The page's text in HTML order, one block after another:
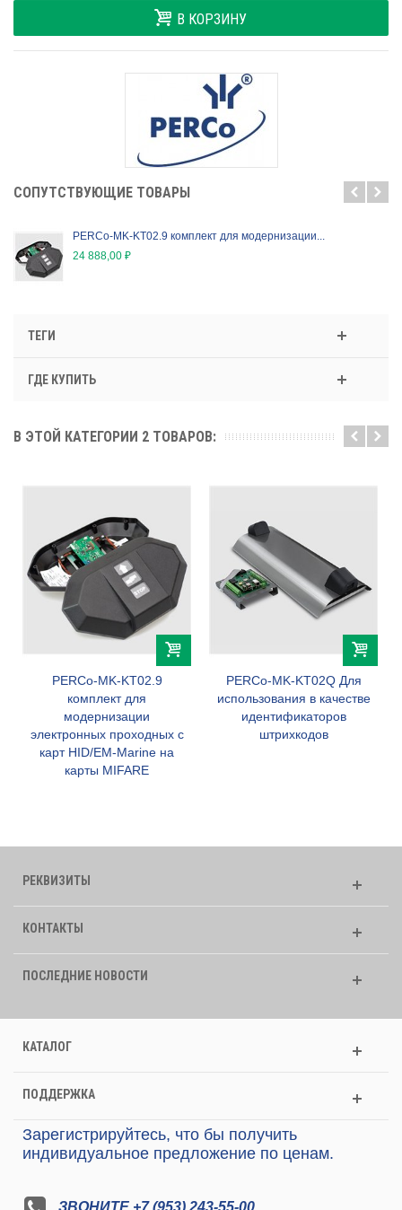
В КОРЗИНУ
CОПУТСТВУЮЩИЕ ТОВАРЫ
PERCo-MK-KT02.9 комплект для модернизации...
24 888,00 ₽
ТЕГИ
ГДЕ КУПИТЬ
В ЭТОЙ КАТЕГОРИИ 2 ТОВАРОВ:
PERCo-MK-KT02.9
комплект для
модернизации
электронных проходных с
карт HID/EM-Marine на
карты MIFARE
PERCo-MK-KT02Q Для
использования в качестве
идентификаторов
штрихкодов
РЕКВИЗИТЫ
КОНТАКТЫ
ПОСЛЕДНИЕ НОВОСТИ
КАТАЛОГ
ПОДДЕРЖКА
Зарегистрируйтесь, что бы получить
индивидуальное предложение по ценам.